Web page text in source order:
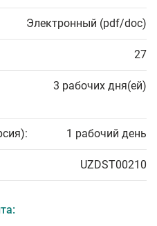
Электронный (pdf/doc)
27
3 рабочих дня(ей)
1 рабочий день
UZDST00210